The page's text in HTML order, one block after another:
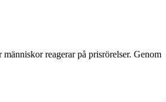
reagerar på prisrörelser. Genom